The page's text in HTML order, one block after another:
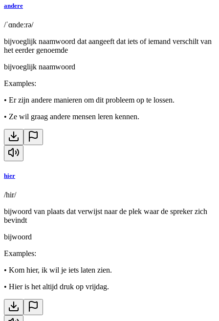
andere
/ˈɑndeːrə/
bijvoeglijk naamwoord dat aangeeft dat iets of iemand verschilt van
het eerder genoemde
bijvoeglijk naamwoord
Examples:
• Er zijn andere manieren om dit probleem op te lossen.
• Ze wil graag andere mensen leren kennen.
hier
/hir/
bijwoord van plaats dat verwijst naar de plek waar de spreker zich
bevindt
bijwoord
Examples:
• Kom hier, ik wil je iets laten zien.
• Hier is het altijd druk op vrijdag.